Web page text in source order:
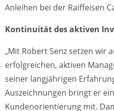
Anleihen bei der Raiffeisen
Kontinuität des aktiven
„Mit Robert Senz setzen wir
erfolgreichen, aktiven
seiner langjährigen
Auszeichnungen bringt er
Kundenorientierung mit.